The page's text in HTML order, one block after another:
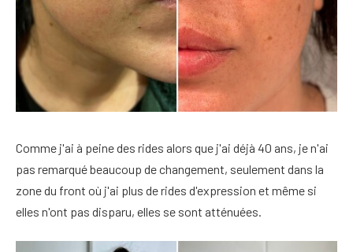
Comme j'ai à peine des rides alors que j'ai déjà 40 ans, je n'ai
pas remarqué beaucoup de changement, seulement dans la
zone du front où j'ai plus de rides d'expression et même si
elles n'ont pas disparu, elles se sont atténuées.